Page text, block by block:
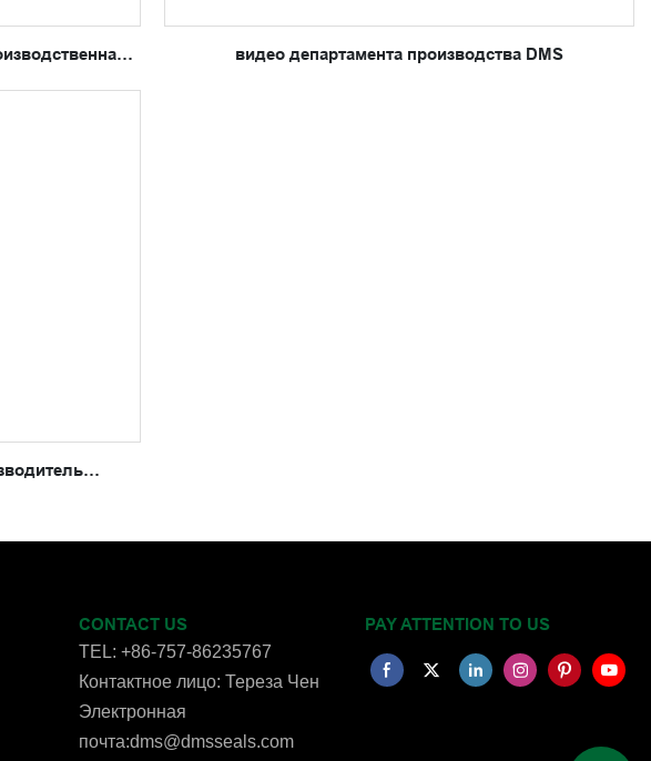
видео департамента производства DMS
CONTACT US
TEL: +86-757-86235767
Контактное лицо: Тереза ​​Чен
Электронная
почта:dms@dmsseals.com
PAY ATTENTION TO US